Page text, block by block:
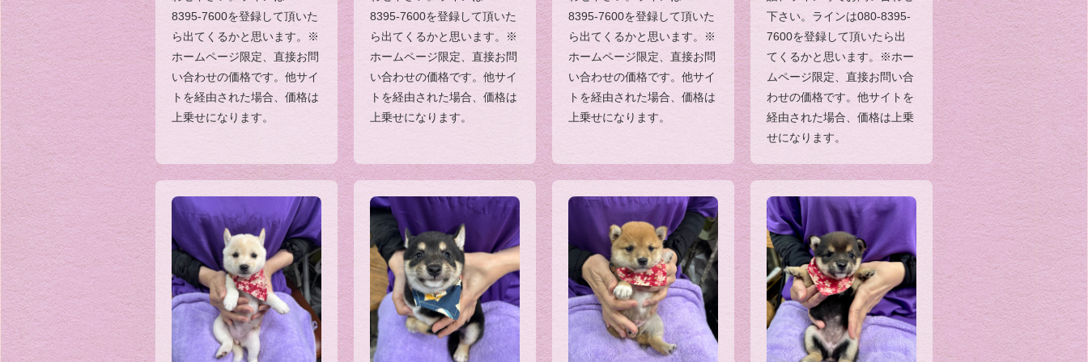
8395-7600を登録して頂いた
ら出てくるかと思います。※
ホームページ限定、直接お問
い合わせの価格です。他サイ
トを経由された場合、価格は
上乗せになります。
8395-7600を登録して頂いた
ら出てくるかと思います。※
ホームページ限定、直接お問
い合わせの価格です。他サイ
トを経由された場合、価格は
上乗せになります。
8395-7600を登録して頂いた
ら出てくるかと思います。※
ホームページ限定、直接お問
い合わせの価格です。他サイ
トを経由された場合、価格は
上乗せになります。
下さい。ラインは080-8395-
7600を登録して頂いたら出
てくるかと思います。※ホー
ムページ限定、直接お問い合
わせの価格です。他サイトを
経由された場合、価格は上乗
せになります。